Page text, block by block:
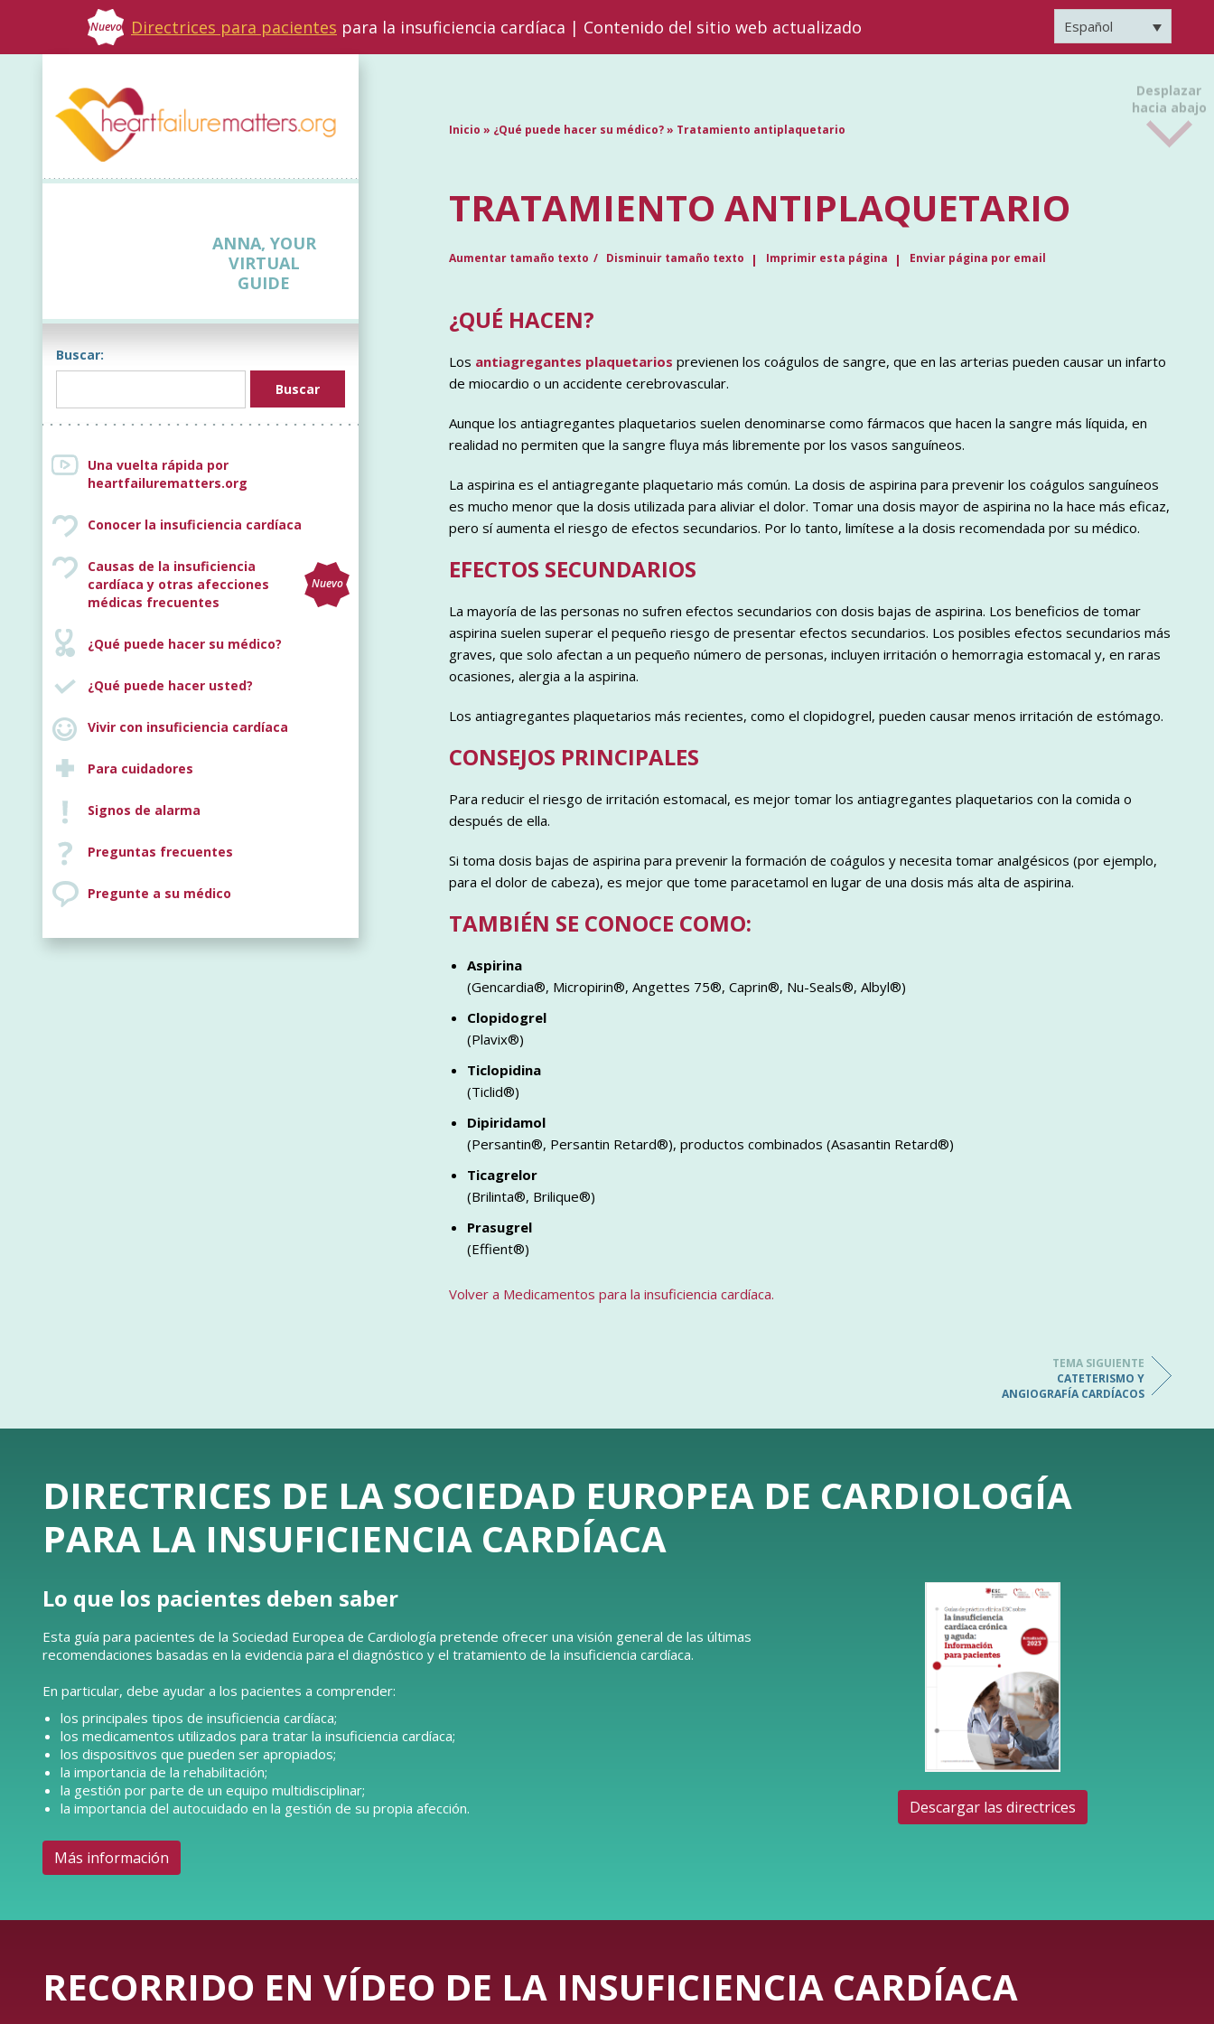
Nuevo Directrices para pacientes para la insuficiencia cardíaca | Contenido del sitio web actualizado Español
ANNA, YOUR
VIRTUAL
GUIDE
Buscar:
Una vuelta rápida por
heartfailurematters.org
Conocer la insuficiencia cardíaca
Causas de la insuficiencia
cardíaca y otras afecciones
médicas frecuentes
Nuevo
¿Qué puede hacer su médico?
¿Qué puede hacer usted?
Vivir con insuficiencia cardíaca
Para cuidadores
Signos de alarma
Preguntas frecuentes
Pregunte a su médico
Inicio » ¿Qué puede hacer su médico?» Tratamiento antiplaquetario
TRATAMIENTO ANTIPLAQUETARIO
Aumentar tamaño texto Disminuir tamaño texto Imprimir esta página Enviar página por email
¿QUÉ HACEN?
Los antiagregantes plaquetarios previenen los coágulos de sangre, que en las arterias pueden causar un infarto
de miocardio o un accidente cerebrovascular.
Aunque los antiagregantes plaquetarios suelen denominarse como fármacos que hacen la sangre más líquida, en
realidad no permiten que la sangre fluya más libremente por los vasos sanguíneos.
La aspirina es el antiagregante plaquetario más común. La dosis de aspirina para prevenir los coágulos sanguíneos
es mucho menor que la dosis utilizada para aliviar el dolor. Tomar una dosis mayor de aspirina no la hace más eficaz,
pero sí aumenta el riesgo de efectos secundarios. Por lo tanto, limítese a la dosis recomendada por su médico.
EFECTOS SECUNDARIOS
La mayoría de las personas no sufren efectos secundarios con dosis bajas de aspirina. Los beneficios de tomar
aspirina suelen superar el pequeño riesgo de presentar efectos secundarios. Los posibles efectos secundarios más
graves, que solo afectan a un pequeño número de personas, incluyen irritación o hemorragia estomacal y, en raras
ocasiones, alergia a la aspirina.
Los antiagregantes plaquetarios más recientes, como el clopidogrel, pueden causar menos irritación de estómago.
CONSEJOS PRINCIPALES
Para reducir el riesgo de irritación estomacal, es mejor tomar los antiagregantes plaquetarios con la comida o
después de ella.
Si toma dosis bajas de aspirina para prevenir la formación de coágulos y necesita tomar analgésicos (por ejemplo,
para el dolor de cabeza), es mejor que tome paracetamol en lugar de una dosis más alta de aspirina.
TAMBIÉN SE CONOCE COMO:
Aspirina
(Gencardia®, Micropirin®, Angettes 75®, Caprin®, Nu-Seals®, Albyl®)
Clopidogrel
(Plavix®)
Ticlopidina
(Ticlid®)
Dipiridamol
(Persantin®, Persantin Retard®), productos combinados (Asasantin Retard®)
Ticagrelor
(Brilinta®, Brilique®)
Prasugrel
(Effient®)
Volver a Medicamentos para la insuficiencia cardíaca.
TEMA SIGUIENTE
CATETERISMO Y
ANGIOGRAFÍA CARDÍACOS
DIRECTRICES DE LA SOCIEDAD EUROPEA DE CARDIOLOGÍA
PARA LA INSUFICIENCIA CARDÍACA
Lo que los pacientes deben saber
Esta guía para pacientes de la Sociedad Europea de Cardiología pretende ofrecer una visión general de las últimas
recomendaciones basadas en la evidencia para el diagnóstico y el tratamiento de la insuficiencia cardíaca.
En particular, debe ayudar a los pacientes a comprender:
los principales tipos de insuficiencia cardíaca;
los medicamentos utilizados para tratar la insuficiencia cardíaca;
los dispositivos que pueden ser apropiados;
la importancia de la rehabilitación;
la gestión por parte de un equipo multidisciplinar;
la importancia del autocuidado en la gestión de su propia afección.
Más información
Descargar las directrices
RECORRIDO EN VÍDEO DE LA INSUFICIENCIA CARDÍACA
Desplazar
hacia abajo